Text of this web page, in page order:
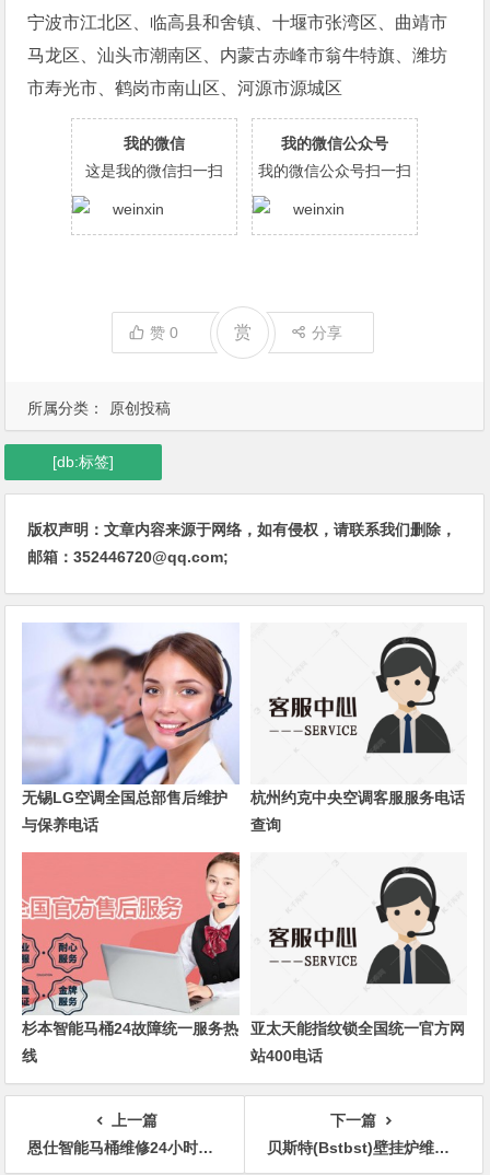
所属分类： 原创投稿
宁波市江北区、临高县和舍镇、十堰市张湾区、曲靖市
马龙区、汕头市潮南区、内蒙古赤峰市翁牛特旗、潍坊
市寿光市、鹤岗市南山区、河源市源城区
我的微信
这是我的微信扫一扫
我的微信公众号
我的微信公众号扫一扫
赞0 赏 分享
[db:标签]
版权声明：文章内容来源于网络，如有侵权，请联系我们删除，
邮箱：352446720@qq.com;
无锡LG空调全国总部售后维护
与保养电话
杭州约克中央空调客服服务电话
查询
杉本智能马桶24故障统一服务热
线
亚太天能指纹锁全国统一官方网
站400电话
上一篇
恩仕智能马桶维修24小时全国统一客服热线
下一篇
贝斯特(Bstbst)壁挂炉维修电话24小时电话预约